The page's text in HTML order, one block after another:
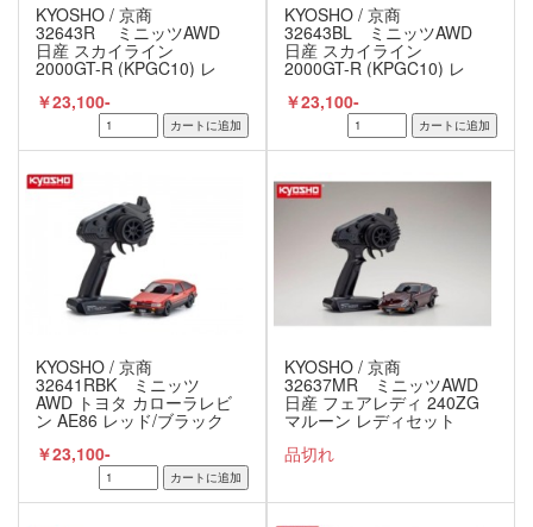
KYOSHO / 京商
32643R ミニッツAWD
日産 スカイライン
2000GT-R (KPGC10) レ
ーシング 1972 #6 レッド
レディセット
￥23,100-
KYOSHO / 京商
32643BL ミニッツAWD
日産 スカイライン
2000GT-R (KPGC10) レ
ーシング 1972 #15 ブル
ー レディセット
￥23,100-
KYOSHO / 京商
32641RBK ミニッツ
AWD トヨタ カローラレビ
ン AE86 レッド/ブラック
レディセット
￥23,100-
KYOSHO / 京商
32637MR ミニッツAWD
日産 フェアレディ 240ZG
マルーン レディセット
品切れ